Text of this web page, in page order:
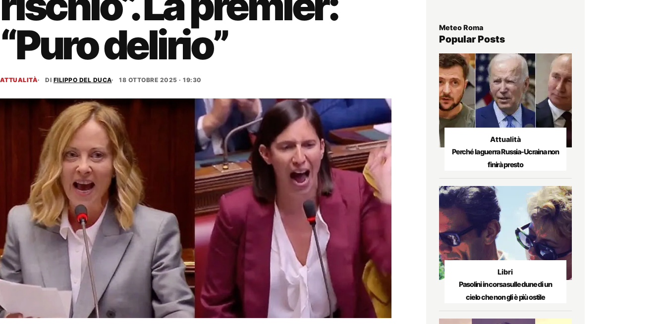
“Puro delirio”
ATTUALITÀ DI FILIPPO DEL DUCA 18 OTTOBRE 2025 · 19:30
Meteo Roma
Popular Posts
Attualità
Perché la guerra Russia-Ucraina non
finirà presto
Libri
Pasolini in corsa sulle dune di un
cielo che non gli è più ostile